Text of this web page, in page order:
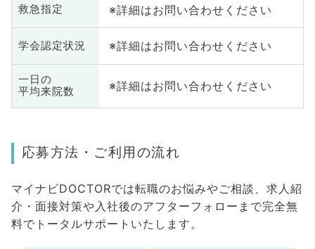
救急指定 ※詳細はお問い合わせください
学会認定状況 ※詳細はお問い合わせください
一日の
平均来院数
※詳細はお問い合わせください
応募方法・ご利用の流れ
マイナビDOCTORでは転職のお悩みやご相談、求人紹
介・面接対策や入社後のアフターフォローまで完全無
料でトータルサポートいたします。